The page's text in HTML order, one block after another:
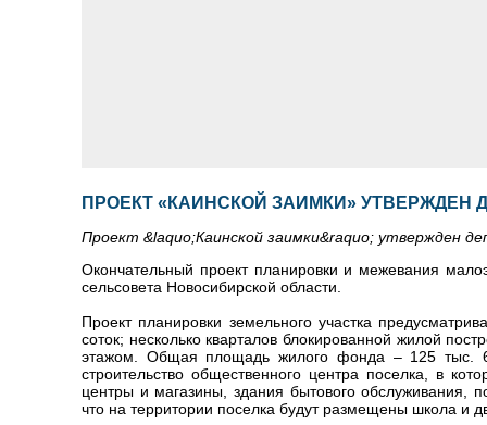
ПРОЕКТ «КАИНСКОЙ ЗАИМКИ» УТВЕРЖДЕН
Проект &laquo;Каинской заимки&raquo; утвержден
Окончательный проект планировки и межевания
сельсовета Новосибирской области.
Проект планировки земельного участка
соток; несколько кварталов блокированной жилой
этажом. Общая площадь жилого фонда – 125 тыс.
строительство общественного центра поселка, в
центры и магазины, здания бытового обслуживания,
что на территории поселка будут размещены школа и